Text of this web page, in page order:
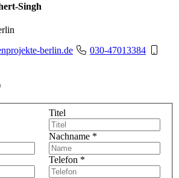
Singh
berlin.de
030-47013384
Titel
Nachname *
Telefon *